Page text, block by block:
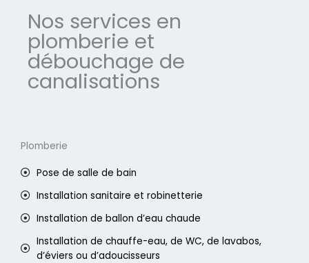
Nos services en
plomberie et
débouchage de
canalisations
Plomberie
Pose de salle de bain
Installation sanitaire et robinetterie
Installation de ballon d’eau chaude
Installation de chauffe-eau, de WC, de lavabos,
d’éviers ou d’adoucisseurs